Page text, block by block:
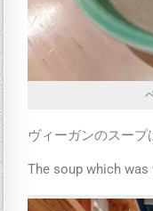
ヴィーガンのスープ
The soup which was